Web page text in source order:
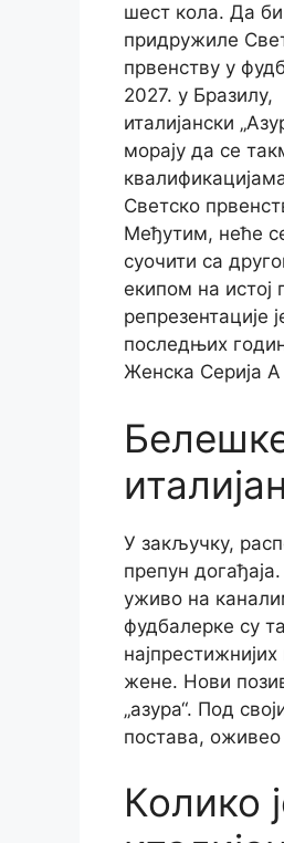
шест кола. Да
придружиле
првенству у
2027. у Бразилу,
италијански
морају да се
Светско
Међутим, неће
суочити са
екипом на
репрезентације
последњих
Женска Серија
У закључку,
препун
уживо на
фудбалерке су
жене. Нови
„азура“. Под
постава, оживео
Колико